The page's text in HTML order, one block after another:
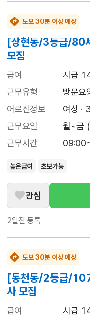
도보 30분 이상 예상
[상현동/3등급/80
모집
급여
시급
근무유형
방문요
어르신정보
여성 ·
근무요일
월~금
근무시간
높은급여 초보가능
관심
2일전 등록
도보 30분 이상 예상
[동천동/2등급/
사 모집
급여
시급